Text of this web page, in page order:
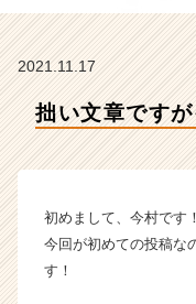
イ
|
ン
ャ
2021.11.17
拙い文章ですが
初めまして、今村です！
今回が初めての投稿な
す！